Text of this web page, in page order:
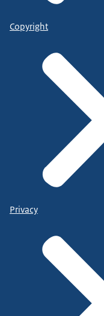
Copyright
Privacy